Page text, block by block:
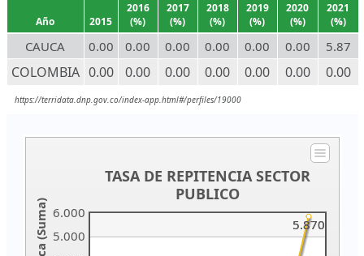
Año 2015
2016
(%)
2017
(%)
2018
(%)
2019
(%)
2020
(%)
2021
(%)
CAUCA 0.00 0.00 0.00 0.00 0.00 0.00 5.87
COLOMBIA 0.00 0.00 0.00 0.00 0.00 0.00 0.00
https://terridata.dnp.gov.co/index-app.html#/perfiles/19000